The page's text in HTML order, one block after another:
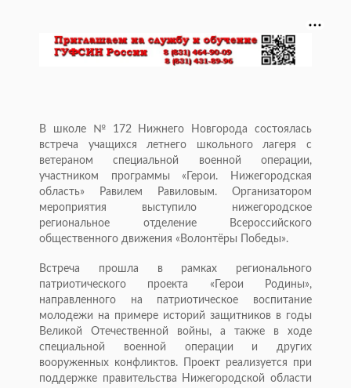
В школе № 172 Нижнего Новгорода состоялась
встреча учащихся летнего школьного лагеря с
ветераном специальной военной операции,
участником программы «Герои. Нижегородская
область» Равилем Равиловым. Организатором
мероприятия выступило нижегородское
региональное отделение Всероссийского
общественного движения «Волонтёры Победы».
Встреча прошла в рамках регионального
патриотического проекта «Герои Родины»,
направленного на патриотическое воспитание
молодежи на примере историй защитников в годы
Великой Отечественной войны, а также в ходе
специальной военной операции и других
вооруженных конфликтов. Проект реализуется при
поддержке правительства Нижегородской области